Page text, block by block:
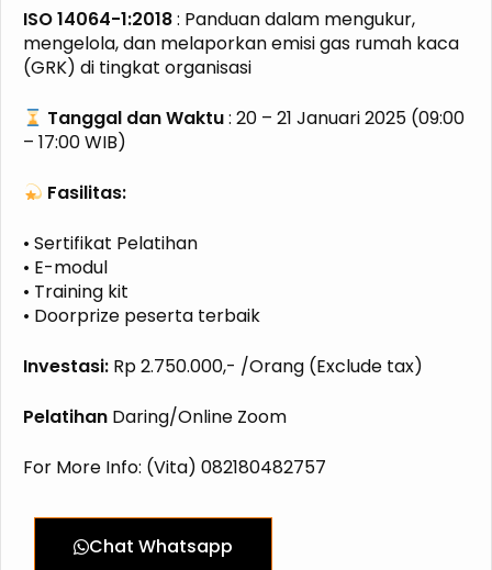
ISO 14064-1:2018: Panduan dalam mengukur,
mengelola, dan melaporkan emisi gas rumah kaca
(GRK) di tingkat organisasi
Tanggal dan Waktu: 20 – 21 Januari 2025 (09:00
– 17:00 WIB)
Fasilitas:
• Sertifikat Pelatihan
• E-modul
• Training kit
• Doorprize peserta terbaik
Investasi: Rp 2.750.000,- /Orang (Exclude tax)
Pelatihan Daring/Online Zoom
For More Info: (Vita) 082180482757
Chat Whatsapp